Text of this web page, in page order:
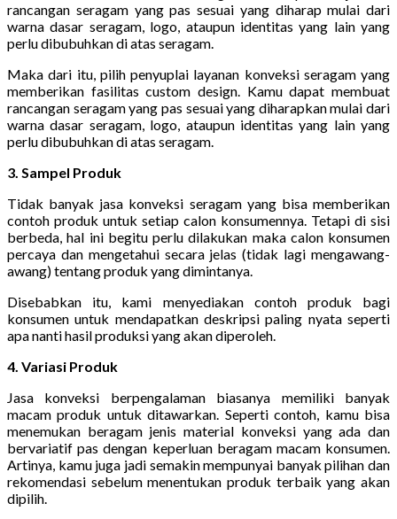
rancangan seragam yang pas sesuai yang diharap mulai dari
warna dasar seragam, logo, ataupun identitas yang lain yang
perlu dibubuhkan di atas seragam.
Maka dari itu, pilih penyuplai layanan konveksi seragam yang
memberikan fasilitas custom design. Kamu dapat membuat
rancangan seragam yang pas sesuai yang diharapkan mulai dari
warna dasar seragam, logo, ataupun identitas yang lain yang
perlu dibubuhkan di atas seragam.
3. Sampel Produk
Tidak banyak jasa konveksi seragam yang bisa memberikan
contoh produk untuk setiap calon konsumennya. Tetapi di sisi
berbeda, hal ini begitu perlu dilakukan maka calon konsumen
percaya dan mengetahui secara jelas (tidak lagi mengawang-
awang) tentang produk yang dimintanya.
Disebabkan itu, kami menyediakan contoh produk bagi
konsumen untuk mendapatkan deskripsi paling nyata seperti
apa nanti hasil produksi yang akan diperoleh.
4. Variasi Produk
Jasa konveksi berpengalaman biasanya memiliki banyak
macam produk untuk ditawarkan. Seperti contoh, kamu bisa
menemukan beragam jenis material konveksi yang ada dan
bervariatif pas dengan keperluan beragam macam konsumen.
Artinya, kamu juga jadi semakin mempunyai banyak pilihan dan
rekomendasi sebelum menentukan produk terbaik yang akan
dipilih.